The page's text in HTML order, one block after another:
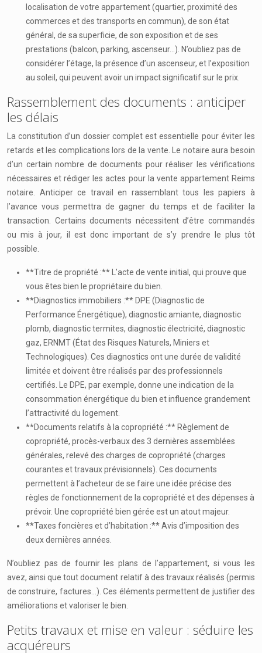
localisation de votre appartement (quartier, proximité des
commerces et des transports en commun), de son état
général, de sa superficie, de son exposition et de ses
prestations (balcon, parking, ascenseur…). N’oubliez pas de
considérer l’étage, la présence d’un ascenseur, et l’exposition
au soleil, qui peuvent avoir un impact significatif sur le prix.
Rassemblement des documents : anticiper
les délais
La constitution d’un dossier complet est essentielle pour éviter les
retards et les complications lors de la vente. Le notaire aura besoin
d’un certain nombre de documents pour réaliser les vérifications
nécessaires et rédiger les actes pour la vente appartement Reims
notaire. Anticiper ce travail en rassemblant tous les papiers à
l’avance vous permettra de gagner du temps et de faciliter la
transaction. Certains documents nécessitent d’être commandés
ou mis à jour, il est donc important de s’y prendre le plus tôt
possible.
**Titre de propriété :** L’acte de vente initial, qui prouve que
vous êtes bien le propriétaire du bien.
**Diagnostics immobiliers :** DPE (Diagnostic de
Performance Énergétique), diagnostic amiante, diagnostic
plomb, diagnostic termites, diagnostic électricité, diagnostic
gaz, ERNMT (État des Risques Naturels, Miniers et
Technologiques). Ces diagnostics ont une durée de validité
limitée et doivent être réalisés par des professionnels
certifiés. Le DPE, par exemple, donne une indication de la
consommation énergétique du bien et influence grandement
l’attractivité du logement.
**Documents relatifs à la copropriété :** Règlement de
copropriété, procès-verbaux des 3 dernières assemblées
générales, relevé des charges de copropriété (charges
courantes et travaux prévisionnels). Ces documents
permettent à l’acheteur de se faire une idée précise des
règles de fonctionnement de la copropriété et des dépenses à
prévoir. Une copropriété bien gérée est un atout majeur.
**Taxes foncières et d’habitation :** Avis d’imposition des
deux dernières années.
N’oubliez pas de fournir les plans de l’appartement, si vous les
avez, ainsi que tout document relatif à des travaux réalisés (permis
de construire, factures…). Ces éléments permettent de justifier des
améliorations et valoriser le bien.
Petits travaux et mise en valeur : séduire les
acquéreurs